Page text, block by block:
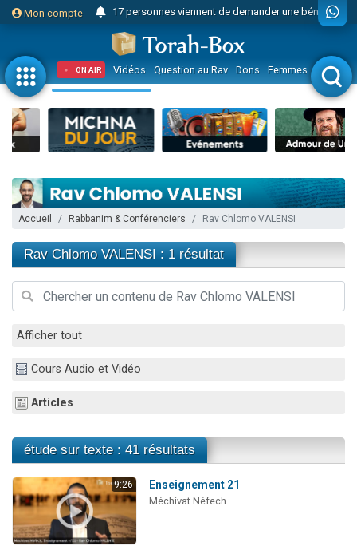
Mon compte
Il reste 49 places pour étudier en groupe sur Zoom
23 personnes viennent de faire un don pour Diane, 80 ans, dans un appartement insalubre
Eva vient de donner son Maasser
4 personnes viennent de nous rejoindre sur WhatsApp
3 personnes viennent de nous rejoindre sur WhatsApp
3 personnes viennent de faire un don pour 5 jours de vacances aux Orphelins
Odaya vient de donner son Maasser
12 nouvelles musiques dans Torah-Box Music
8 personnes viennent de faire un don pour Tsédaka : pauvres d'Israel
2 personnes viennent de faire un don pour 1 Journée de Vacances Pour les Enfants
ON AIR Vidéos Question au Rav Dons Femmes Enfants
Accueil Rabbanim & Conférenciers Rav Chlomo VALENSI
Rav Chlomo VALENSI : 1 résultat
Afficher tout
Cours Audio et Vidéo
Articles
étude sur texte : 41 résultats
9:26 Enseignement 21
Méchivat Néfech